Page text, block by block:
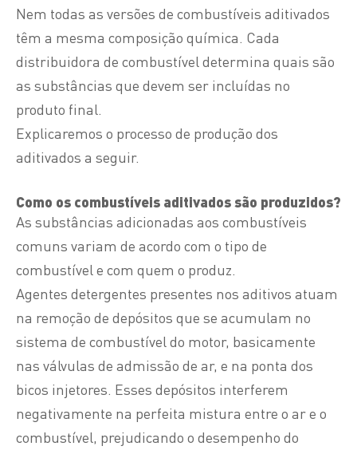
Nem todas as versões de combustíveis aditivados
têm a mesma composição química. Cada
distribuidora de combustível determina quais são
as substâncias que devem ser incluídas no
produto final.
Explicaremos o processo de produção dos
aditivados a seguir.
Como os combustíveis aditivados são produzidos?
As substâncias adicionadas aos combustíveis
comuns variam de acordo com o tipo de
combustível e com quem o produz.
Agentes detergentes presentes nos aditivos atuam
na remoção de depósitos que se acumulam no
sistema de combustível do motor, basicamente
nas válvulas de admissão de ar, e na ponta dos
bicos injetores. Esses depósitos interferem
negativamente na perfeita mistura entre o ar e o
combustível, prejudicando o desempenho do